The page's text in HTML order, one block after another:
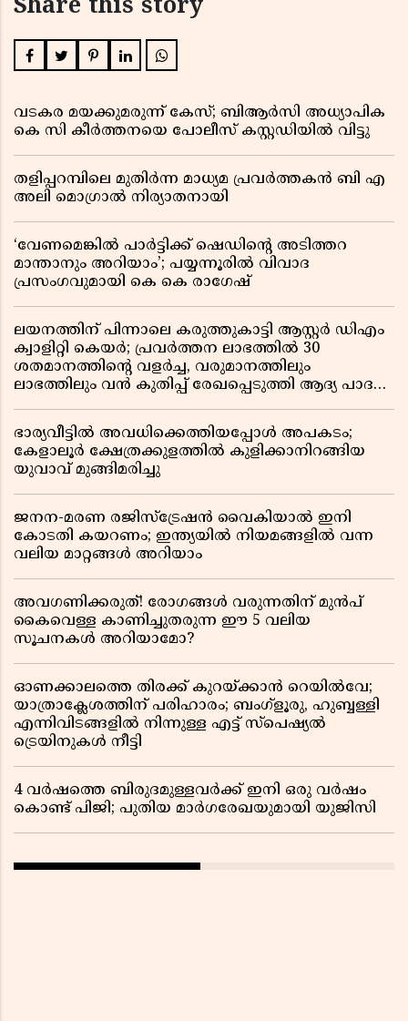
Share this story
വടകര മയക്കുമരുന്ന് കേസ്; ബിആർസി അധ്യാപിക
കെ സി കീർത്തനയെ പോലീസ് കസ്റ്റഡിയിൽ വിട്ടു
തളിപ്പറമ്പിലെ മുതിർന്ന മാധ്യമ പ്രവർത്തകൻ ബി എ
അലി മൊഗ്രാൽ നിര്യാതനായി
‘വേണമെങ്കിൽ പാർട്ടിക്ക് ഷെഡിൻ്റെ അടിത്തറ
മാന്താനും അറിയാം’; പയ്യന്നൂരിൽ വിവാദ
പ്രസംഗവുമായി കെ കെ രാഗേഷ്
ലയനത്തിന് പിന്നാലെ കരുത്തുകാട്ടി ആസ്റ്റർ ഡിഎം
ക്വാളിറ്റി കെയർ; പ്രവർത്തന ലാഭത്തിൽ 30
ശതമാനത്തിൻ്റെ വളർച്ച, വരുമാനത്തിലും
ലാഭത്തിലും വൻ കുതിപ്പ് രേഖപ്പെടുത്തി ആദ്യ പാദ
ഭാര്യവീട്ടിൽ അവധിക്കെത്തിയപ്പോൾ അപകടം;
കേളാലൂർ ക്ഷേത്രക്കുളത്തിൽ കുളിക്കാനിറങ്ങിയ
യുവാവ് മുങ്ങിമരിച്ചു
ജനന-മരണ രജിസ്ട്രേഷൻ വൈകിയാൽ ഇനി
കോടതി കയറണം; ഇന്ത്യയിൽ നിയമങ്ങളിൽ വന്ന
വലിയ മാറ്റങ്ങൾ അറിയാം
അവഗണിക്കരുത്! രോഗങ്ങൾ വരുന്നതിന് മുൻപ്
കൈവെള്ള കാണിച്ചുതരുന്ന ഈ 5 വലിയ
സൂചനകൾ അറിയാമോ?
ഓണക്കാലത്തെ തിരക്ക് കുറയ്ക്കാൻ റെയിൽവേ;
യാത്രാക്ലേശത്തിന് പരിഹാരം; ബംഗ്ളൂരു, ഹുബ്ബള്ളി
എന്നിവിടങ്ങളിൽ നിന്നുള്ള എട്ട് സ്പെഷ്യൽ
ട്രെയിനുകൾ നീട്ടി
4 വർഷത്തെ ബിരുദമുള്ളവർക്ക് ഇനി ഒരു വർഷം
കൊണ്ട് പിജി; പുതിയ മാർഗരേഖയുമായി യുജിസി